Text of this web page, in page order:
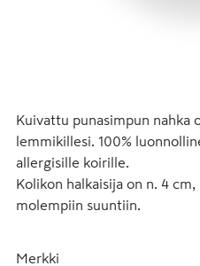
Kuivattu punasimpun nahka
lemmikillesi. 100%
allergisille koirille.
Kolikon halkaisija on n. 4
molempiin suuntiin.
Merkki